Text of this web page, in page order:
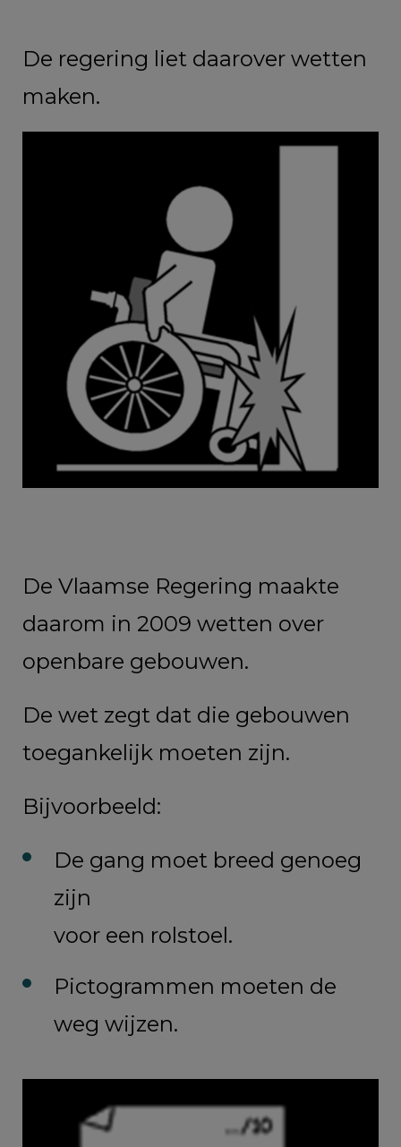
De regering liet daarover wetten
maken.
De Vlaamse Regering maakte
daarom in 2009 wetten over
openbare gebouwen.
De wet zegt dat die gebouwen
toegankelijk moeten zijn.
Bijvoorbeeld:
De gang moet breed genoeg
zijn
voor een rolstoel.
Pictogrammen moeten de
weg wijzen.